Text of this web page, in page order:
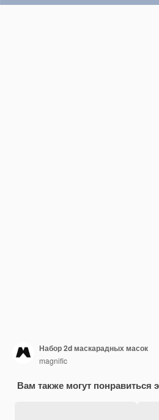
Набор 2d маскарадных масок
magnific
Вам также могут понравиться